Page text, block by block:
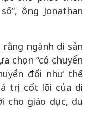
ông Jonathan
ngành di sản
chọn “có chuyển
đổi như thế
trị cốt lõi của di
cho giáo dục, du